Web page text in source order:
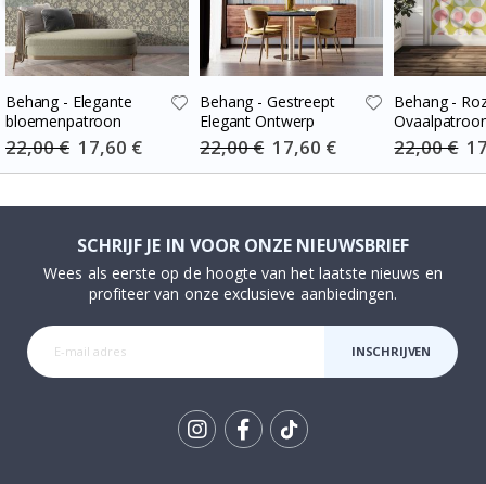
Behang - Elegante
bloemenpatroon
22,00 € Special
Price
17,60 €
Behang - Gestreept
Elegant Ontwerp
22,00 € Special
Price
17,60 €
Behang -
22,00 €
SCHRIJF JE IN VOOR ONZE NIEUWSBRIEF
Wees als eerste op de hoogte van het laatste nieuws en
profiteer van onze exclusieve aanbiedingen.
INSCHRIJVEN